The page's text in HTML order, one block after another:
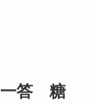
一答 糖